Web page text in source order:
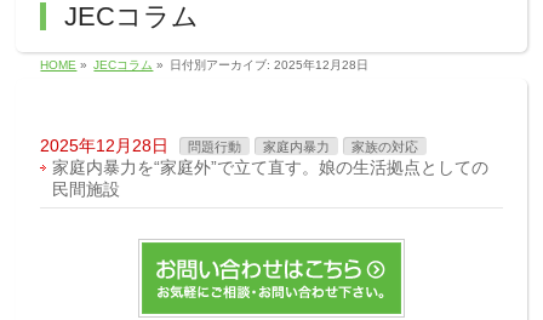
JECコラム
HOME » JECコラム » 日付別アーカイブ: 2025年12月28日
2025年12月28日 問題行動 家庭内暴力 家族の対応
家庭内暴力を“家庭外”で立て直す。娘の生活拠点としての
民間施設